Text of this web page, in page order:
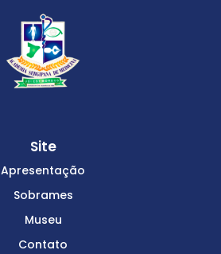
Site
Apresentação
Sobrames
Museu
Contato